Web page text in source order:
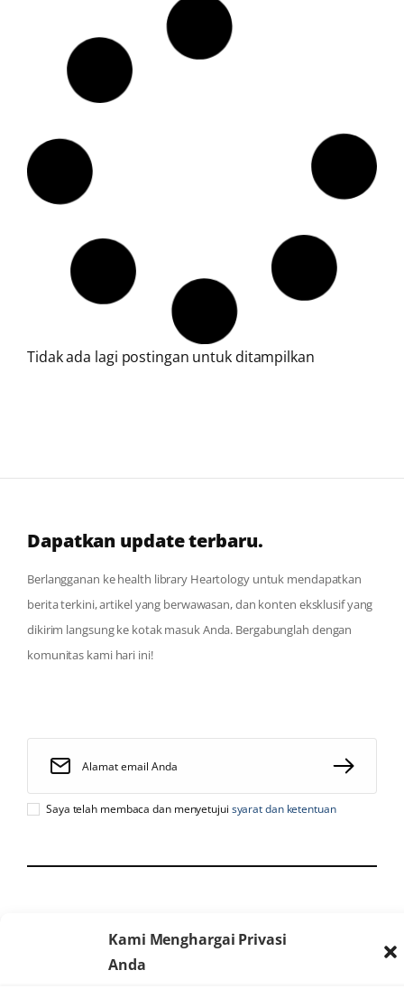
Kami Menghargai Privasi
Anda
Tidak ada lagi postingan untuk ditampilkan
Dapatkan update terbaru.
Berlangganan ke health library Heartology untuk mendapatkan
berita terkini, artikel yang berwawasan, dan konten eksklusif yang
dikirim langsung ke kotak masuk Anda. Bergabunglah dengan
komunitas kami hari ini!
Saya telah membaca dan menyetujui syarat dan ketentuan
Cardiovascular Hospital